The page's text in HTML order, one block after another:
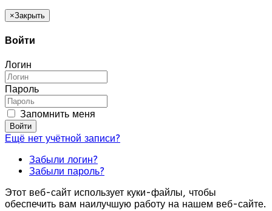
×Закрыть
Войти
Логин
Пароль
Запомнить меня
Войти
Ещё нет учётной записи?
Забыли логин?
Забыли пароль?
Этот веб-сайт использует куки-файлы, чтобы
обеспечить вам наилучшую работу на нашем веб-сайте.